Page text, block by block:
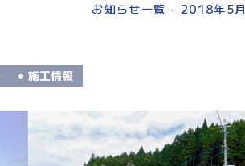
お知らせ一覧 - 2018年5月
施工情報